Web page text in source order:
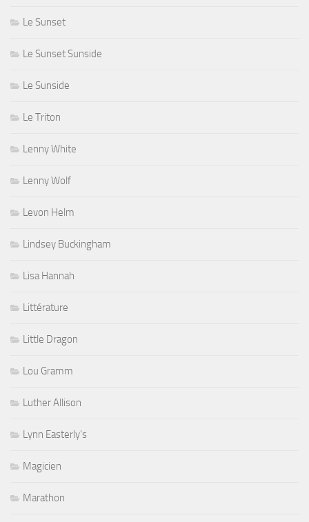
Le Sunset
Le Sunset Sunside
Le Sunside
Le Triton
Lenny White
Lenny Wolf
Levon Helm
Lindsey Buckingham
Lisa Hannah
Littérature
Little Dragon
Lou Gramm
Luther Allison
Lynn Easterly's
Magicien
Marathon